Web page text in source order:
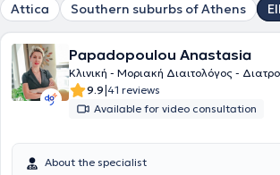
Attica Southern suburbs of Athens
Papadopoulou Anastasia
Κλινική - Μοριακή Διαιτολόγος -
9.9|41 reviews
Available for video consultation
About the specialist